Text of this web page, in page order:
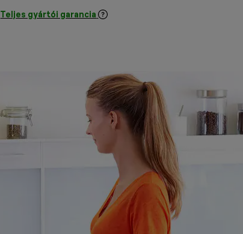
Teljes gyártói garancia